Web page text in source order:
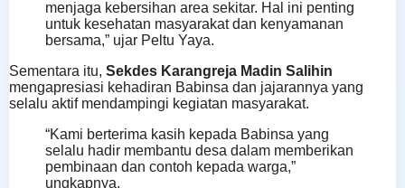
menjaga kebersihan area sekitar. Hal ini penting
untuk kesehatan masyarakat dan kenyamanan
bersama,” ujar Peltu Yaya.
Sementara itu, Sekdes Karangreja Madin Salihin
mengapresiasi kehadiran Babinsa dan jajarannya yang
selalu aktif mendampingi kegiatan masyarakat.
“Kami berterima kasih kepada Babinsa yang
selalu hadir membantu desa dalam memberikan
pembinaan dan contoh kepada warga,”
ungkapnya.